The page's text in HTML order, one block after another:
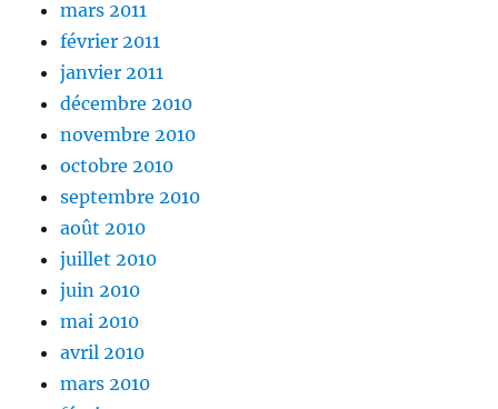
mars 2011
février 2011
janvier 2011
décembre 2010
novembre 2010
octobre 2010
septembre 2010
août 2010
juillet 2010
juin 2010
mai 2010
avril 2010
mars 2010